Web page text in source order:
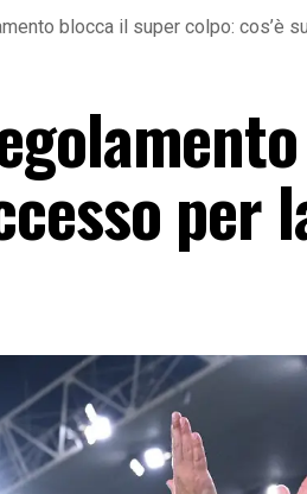
blocca il super colpo: cos’è